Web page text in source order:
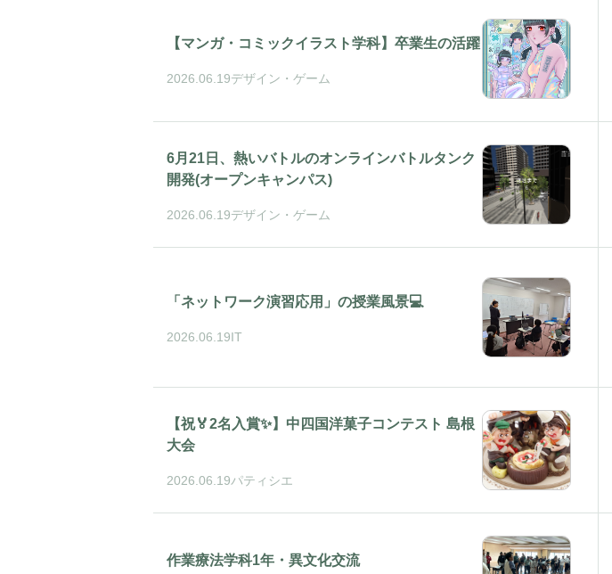
【マンガ・コミックイラスト学科】卒業生の活躍
2026.06.19デザイン・ゲーム
6月21日、熱いバトルのオンラインバトルタンク
開発(オープンキャンパス)
2026.06.19デザイン・ゲーム
「ネットワーク演習応用」の授業風景💻
2026.06.19IT
【祝🏅2名入賞✨】中四国洋菓子コンテスト 島根
大会
2026.06.19パティシエ
作業療法学科1年・異文化交流